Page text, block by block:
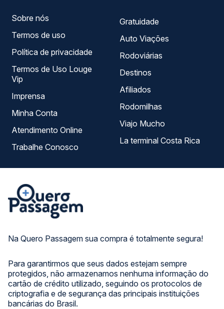
Na Quero Passagem sua compra é totalmente segura!
Para garantirmos que seus dados estejam sempre
protegidos, não armazenamos nenhuma informação do
cartão de crédito utilizado, seguindo os protocolos de
criptografia e de segurança das principais instituições
bancárias do Brasil.
Sobre nós
Termos de uso
Política de privacidade
Termos de Uso Louge
Vip
Imprensa
Minha Conta
Atendimento Online
Trabalhe Conosco
Gratuidade
Auto Viações
Rodoviárias
Destinos
Afiliados
Rodomilhas
Viajo Mucho
La terminal Costa Rica